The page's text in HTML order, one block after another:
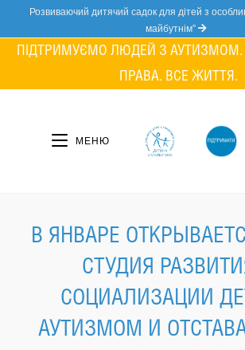
content
Розвиваючий дитячий садок для дітей з
майбутнім”
ПІДТРИМУЄМО ЛЮДЕЙ З
ПРАВА. ВСЕ ЖИТТЯ.
МЕНЮ
В ЯНВАРЕ
СТУДИЯ
СОЦИАЛИЗАЦИИ
АУТИЗМОМ И